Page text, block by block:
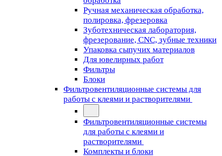
Ручная механическая обработка,
полировка, фрезеровка
Зуботехническая лаборатория,
фрезерование, CNC, зубные техники
Упаковка сыпучих материалов
Для ювелирных работ
Фильтры
Блоки
Фильтровентиляционные системы для
работы с клеями и растворителями
Фильтровентиляционные системы
для работы с клеями и
растворителями
Комплекты и блоки